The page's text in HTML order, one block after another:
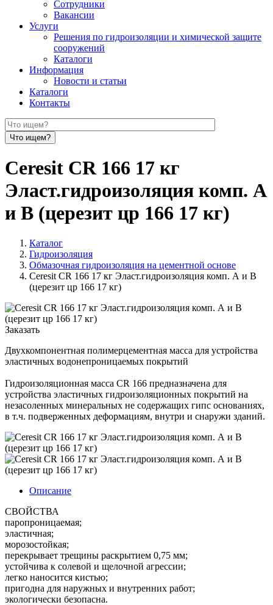
Сотрудники
Вакансии
Услуги
Решения по гидроизоляции и химической защите
сооружений
Каталоги
Информация
Новости и статьи
Каталоги
Контакты
Ceresit CR 166 17 кг
Эласт.гидроизоляция комп. А
и B (церезит цр 166 17 кг)
Каталог
Гидроизоляция
Обмазочная гидроизоляция на цементной основе
Ceresit CR 166 17 кг Эласт.гидроизоляция комп. А и B
(церезит цр 166 17 кг)
Заказать
Двухкомпонентная полимерцементная масса для устройства
эластичных водонепроницаемых покрытий
Гидроизоляционная масса CR 166 предназначена для
устройства эластичных гидроизоляционных покрытий на
незасоленных минеральных не содержащих гипс основаниях,
в т.ч. подверженных деформациям, внутри и снаружи зданий.
Описание
СВОЙСТВА
паропроницаемая;
эластичная;
морозостойкая;
перекрывает трещины раскрытием 0,75 мм;
устойчива к солевой и щелочной агрессии;
легко наносится кистью;
пригодна для наружных и внутренних работ;
экологически безопасна.